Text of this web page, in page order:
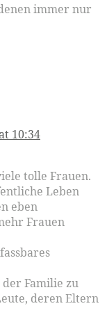
immer nur
10:34
tolle Frauen.
Leben
eben
Frauen
Familie zu
deren Eltern